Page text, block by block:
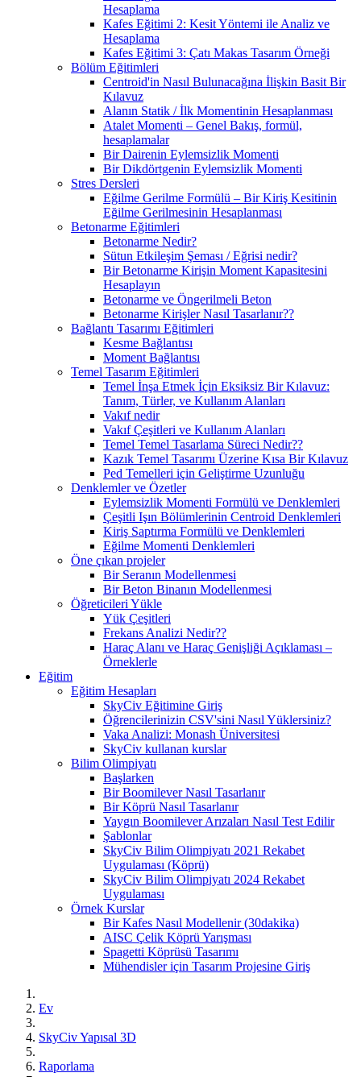
Hesaplama
Kafes Eğitimi 2: Kesit Yöntemi ile Analiz ve
Hesaplama
Kafes Eğitimi 3: Çatı Makas Tasarım Örneği
Bölüm Eğitimleri
Centroid'in Nasıl Bulunacağına İlişkin Basit Bir
Kılavuz
Alanın Statik / İlk Momentinin Hesaplanması
Atalet Momenti – Genel Bakış, formül,
hesaplamalar
Bir Dairenin Eylemsizlik Momenti
Bir Dikdörtgenin Eylemsizlik Momenti
Stres Dersleri
Eğilme Gerilme Formülü – Bir Kiriş Kesitinin
Eğilme Gerilmesinin Hesaplanması
Betonarme Eğitimleri
Betonarme Nedir?
Sütun Etkileşim Şeması / Eğrisi nedir?
Bir Betonarme Kirişin Moment Kapasitesini
Hesaplayın
Betonarme ve Öngerilmeli Beton
Betonarme Kirişler Nasıl Tasarlanır??
Bağlantı Tasarımı Eğitimleri
Kesme Bağlantısı
Moment Bağlantısı
Temel Tasarım Eğitimleri
Temel İnşa Etmek İçin Eksiksiz Bir Kılavuz:
Tanım, Türler, ve Kullanım Alanları
Vakıf nedir
Vakıf Çeşitleri ve Kullanım Alanları
Temel Temel Tasarlama Süreci Nedir??
Kazık Temel Tasarımı Üzerine Kısa Bir Kılavuz
Ped Temelleri için Geliştirme Uzunluğu
Denklemler ve Özetler
Eylemsizlik Momenti Formülü ve Denklemleri
Çeşitli Işın Bölümlerinin Centroid Denklemleri
Kiriş Saptırma Formülü ve Denklemleri
Eğilme Momenti Denklemleri
Öne çıkan projeler
Bir Seranın Modellenmesi
Bir Beton Binanın Modellenmesi
Öğreticileri Yükle
Yük Çeşitleri
Frekans Analizi Nedir??
Haraç Alanı ve Haraç Genişliği Açıklaması –
Örneklerle
Eğitim
Eğitim Hesapları
SkyCiv Eğitimine Giriş
Öğrencilerinizin CSV'sini Nasıl Yüklersiniz?
Vaka Analizi: Monash Üniversitesi
SkyCiv kullanan kurslar
Bilim Olimpiyatı
Başlarken
Bir Boomilever Nasıl Tasarlanır
Bir Köprü Nasıl Tasarlanır
Yaygın Boomilever Arızaları Nasıl Test Edilir
Şablonlar
SkyCiv Bilim Olimpiyatı 2021 Rekabet
Uygulaması (Köprü)
SkyCiv Bilim Olimpiyatı 2024 Rekabet
Uygulaması
Örnek Kurslar
Bir Kafes Nasıl Modellenir (30dakika)
AISC Çelik Köprü Yarışması
Spagetti Köprüsü Tasarımı
Mühendisler için Tasarım Projesine Giriş
Ev
SkyCiv Yapısal 3D
Raporlama